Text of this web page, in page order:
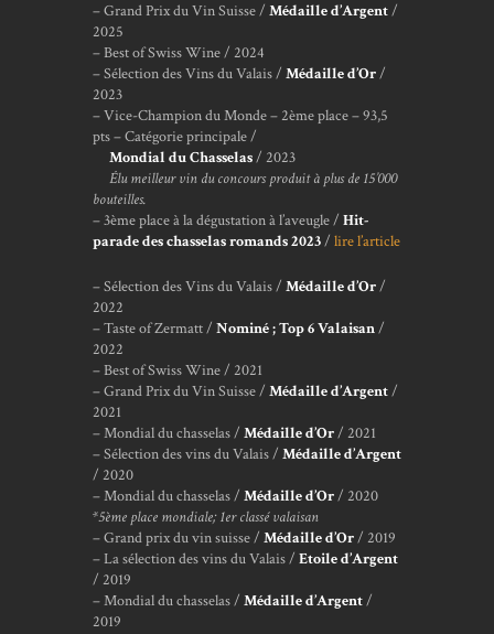
– Grand Prix du Vin Suisse / Médaille d’Argent/
2025
– Best of Swiss Wine / 2024
– Sélection des Vins du Valais / Médaille d’Or/
2023
– Vice-Champion du Monde – 2ème place – 93,5
pts – Catégorie principale /
Mondial du Chasselas/ 2023
Élu meilleur vin du concours produit à plus de 15’000
bouteilles.
– 3ème place à la dégustation à l’aveugle / Hit-
parade des chasselas romands 2023/ lire l’article
– Sélection des Vins du Valais / Médaille d’Or/
2022
– Taste of Zermatt / Nominé ; Top 6 Valaisan/
2022
– Best of Swiss Wine / 2021
– Grand Prix du Vin Suisse / Médaille d’Argent/
2021
– Mondial du chasselas / Médaille d’Or/ 2021
– Sélection des vins du Valais / Médaille d’Argent
/ 2020
– Mondial du chasselas / Médaille d’Or/ 2020
*5ème place mondiale; 1er classé valaisan
– Grand prix du vin suisse / Médaille d’Or/ 2019
– La sélection des vins du Valais / Etoile d’Argent
/ 2019
– Mondial du chasselas / Médaille d’Argent/
2019